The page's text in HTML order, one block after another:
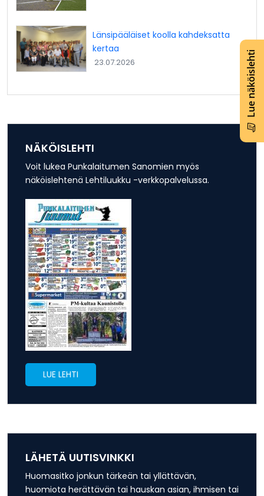
Lue näköislehti
Länsipääläiset koolla kahdeksatta
kertaa
23.07.2026
NÄKÖISLEHTI
Voit lukea Punkalaitumen Sanomien myös
näköislehtenä Lehtiluukku -verkkopalvelussa.
LUE LEHTI
LÄHETÄ UUTISVINKKI
Huomasitko jonkun tärkeän tai yllättävän,
huomiota herättävän tai hauskan asian, ihmisen tai